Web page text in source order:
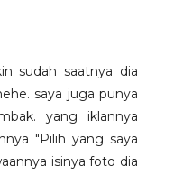
sudah saatnya dia
saya juga punya
yang iklannya
"Pilih yang saya
isinya foto dia